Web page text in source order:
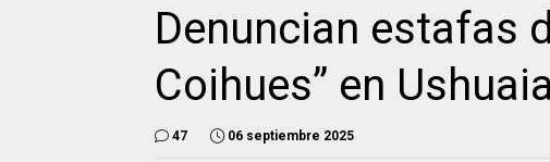
Denuncian estafas
Coihues” en
47 06 septiembre 2025